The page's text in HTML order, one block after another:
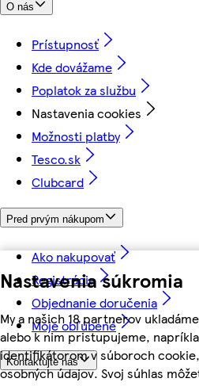
Nastavenia súkromia
My a našich 18 partnerov
alebo k nim pristupujeme,
identifikátorom v súboroch
osobných údajov. Svoj súhlas
O nás
Prístupnosť
Kde dovážame
Poplatok za službu
Nastavenia cookies
Možnosti platby
Tesco.sk
Clubcard
Pred prvým nákupom
Ako nakupovať
Registrácia
Objednanie doručenia
Moje obľúbené
Kontaktujte nás